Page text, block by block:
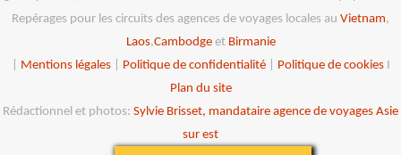
Repérages pour les circuits des agences de voyages locales au Vietnam,
Laos,Cambodgeet Birmanie
Mentions légales| Politique de confidentialité| Politique de cookiesI
Plan du site
Rédactionnel et photos: Sylvie Brisset, mandataire agence de voyages Asie
sur est